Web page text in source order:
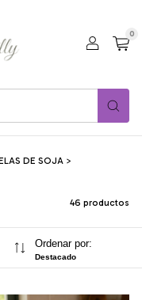
0
DE SOJA >
46 productos
Ordenar por:
Destacado